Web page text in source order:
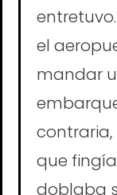
el
mandar
que
doblaba